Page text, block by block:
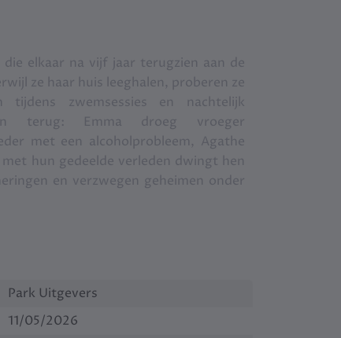
elkaar na vijf jaar terugzien aan de
ze haar huis leeghalen, proberen ze
zwemsessies en nachtelijk
terug: Emma droeg vroeger
met een alcoholprobleem, Agathe
hun gedeelde verleden dwingt hen
en verzwegen geheimen onder
Park Uitgevers
11/05/2026